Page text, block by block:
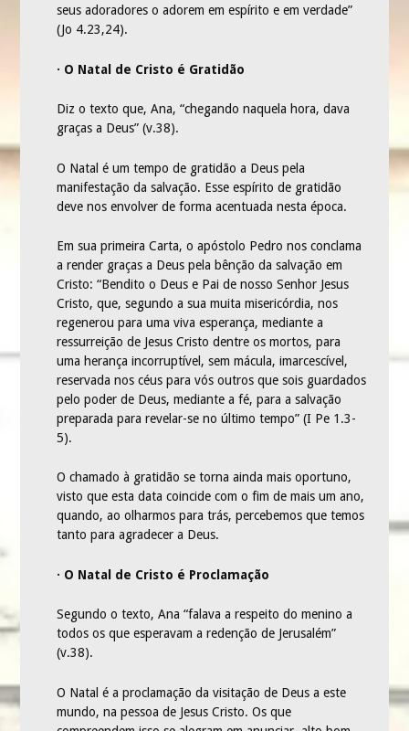
seus adoradores o adorem em espírito e em verdade”
(Jo 4.23,24).
· O Natal de Cristo é Gratidão
Diz o texto que, Ana, “chegando naquela hora, dava
graças a Deus” (v.38).
O Natal é um tempo de gratidão a Deus pela
manifestação da salvação. Esse espírito de gratidão
deve nos envolver de forma acentuada nesta época.
Em sua primeira Carta, o apóstolo Pedro nos conclama
a render graças a Deus pela bênção da salvação em
Cristo: “Bendito o Deus e Pai de nosso Senhor Jesus
Cristo, que, segundo a sua muita misericórdia, nos
regenerou para uma viva esperança, mediante a
ressurreição de Jesus Cristo dentre os mortos, para
uma herança incorruptível, sem mácula, imarcescível,
reservada nos céus para vós outros que sois guardados
pelo poder de Deus, mediante a fé, para a salvação
preparada para revelar-se no último tempo” (I Pe 1.3-
5).
O chamado à gratidão se torna ainda mais oportuno,
visto que esta data coincide com o fim de mais um ano,
quando, ao olharmos para trás, percebemos que temos
tanto para agradecer a Deus.
· O Natal de Cristo é Proclamação
Segundo o texto, Ana “falava a respeito do menino a
todos os que esperavam a redenção de Jerusalém”
(v.38).
O Natal é a proclamação da visitação de Deus a este
mundo, na pessoa de Jesus Cristo. Os que